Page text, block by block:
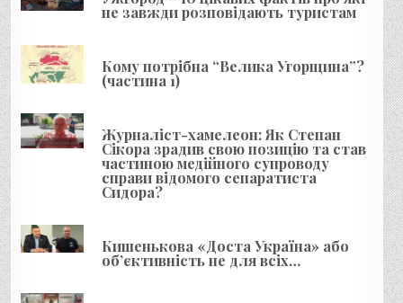
з
а
п
и
с
і
в
не завжди розповідають туристам
Кому потрібна “Велика Угорщина”?
(частина 1)
Журналіст-хамелеон: Як Степан
Сікора зрадив свою позицію та став
частиною медійного супроводу
справи відомого сепаратиста
Сидора?
Кишенькова «Доста Україна» або
об’єктивність не для всіх…